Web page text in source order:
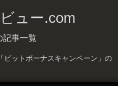
ュー.com
記事一覧
ビットボーナスキャンペーン」の